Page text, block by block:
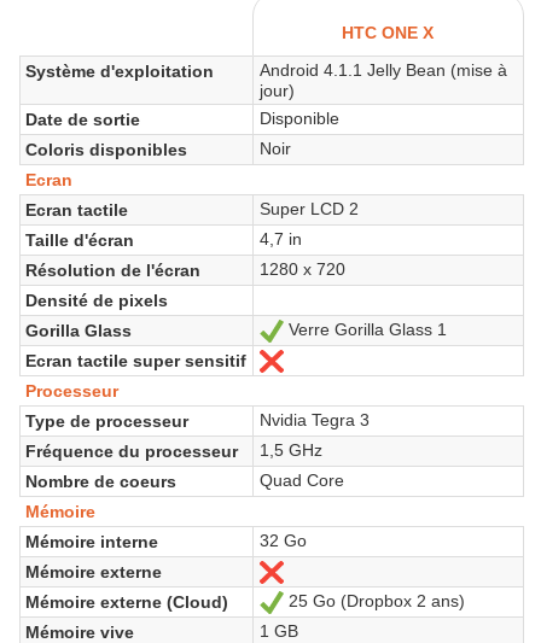
HTC ONE X
Système d'exploitation
Android 4.1.1 Jelly Bean (mise à
jour)
Date de sortie
Disponible
Coloris disponibles
Noir
Ecran
Ecran tactile
Super LCD 2
Taille d'écran
4,7 in
Résolution de l'écran
1280 x 720
Densité de pixels
Gorilla Glass
Oui
Verre Gorilla Glass 1
Ecran tactile super sensitif
Non
Processeur
Type de processeur
Nvidia Tegra 3
Fréquence du processeur
1,5 GHz
Nombre de coeurs
Quad Core
Mémoire
Mémoire interne
32 Go
Mémoire externe
Non
Mémoire externe (Cloud)
Oui
25 Go (Dropbox 2 ans)
Mémoire vive
1 GB